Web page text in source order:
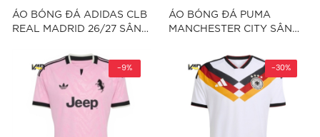
ÁO BÓNG ĐÁ ADIDAS CLB
REAL MADRID 26/27 SÂN
"JZ7205"
ÁO BÓNG ĐÁ PUMA
MANCHESTER CITY SÂN
VERSION - ĐEN “784339-
-9% -30%